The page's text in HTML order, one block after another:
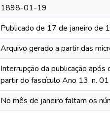
1898-01-19
Publicado de 17 de janeiro de
Arquivo gerado a partir das
Interrupção da publicação
partir do fascículo Ano 13, n.
No mês de janeiro faltam os